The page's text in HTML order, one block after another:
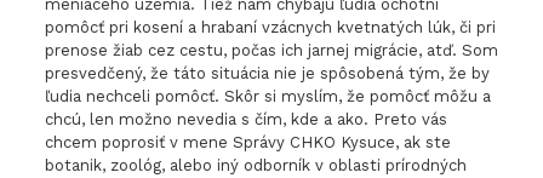
meniaceho územia. Tiež nám chýbajú ľudia ochotní
pomôcť pri kosení a hrabaní vzácnych kvetnatých lúk, či pri
prenose žiab cez cestu, počas ich jarnej migrácie, atď. Som
presvedčený, že táto situácia nie je spôsobená tým, že by
ľudia nechceli pomôcť. Skôr si myslím, že pomôcť môžu a
chcú, len možno nevedia s čím, kde a ako. Preto vás
chcem poprosiť v mene Správy CHKO Kysuce, ak ste
botanik, zoológ, alebo iný odborník v oblasti prírodných